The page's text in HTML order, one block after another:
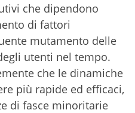
che dipendono
di fattori
mutamento delle
utenti nel tempo.
che le dinamiche
più rapide ed efficaci,
di fasce minoritarie